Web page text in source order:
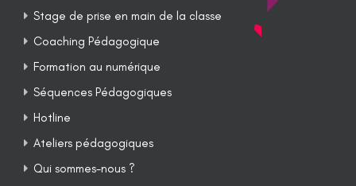
Stage de prise en main de la classe
Coaching Pédagogique
Formation au numérique
Séquences Pédagogiques
Hotline
Ateliers pédagogiques
Qui sommes-nous ?